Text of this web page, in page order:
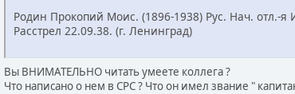
Родин Прокопий Моис. (1896-1938) Рус. Нач. отл.-
Расстрел 22.09.38. (г. Ленинград)
Вы ВНИМАТЕЛЬНО читать умеете коллега ?
Что написано о нем в СРС ? Что он имел звание "